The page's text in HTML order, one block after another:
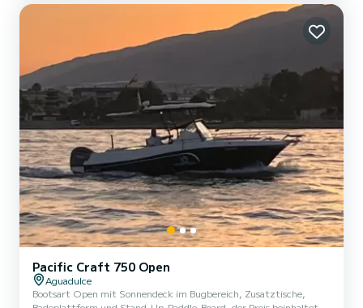
großes, speziell für Ihren Komfort angefertigtes Solari...
Pacific Craft 750 Open
Aguadulce
Bootsart Open mit Sonnendeck im Bugbereich, Zusatztische,